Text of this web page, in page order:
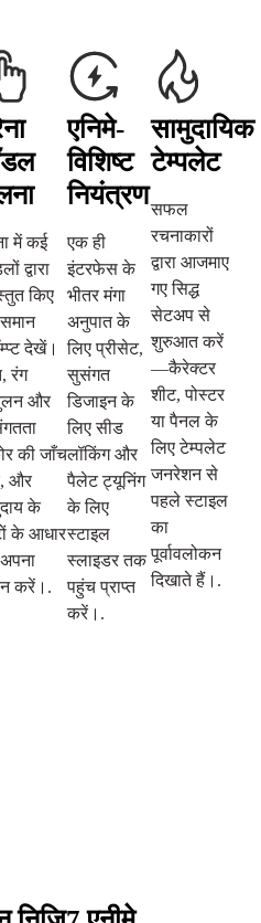
में कई
द्वारा
किए
देखें।
रंग
और
की जाँच
और
के
के आधार
करें।.
एनिमे-
विशिष्ट
नियंत्रण
एक ही
इंटरफेस के
भीतर मंगा
अनुपात के
लिए प्रीसेट,
सुसंगत
डिजाइन के
लिए सीड
लॉकिंग और
पैलेट ट्यूनिंग
के लिए
स्टाइल
स्लाइडर तक
पहुंच प्राप्त
करें।.
सामुदायिक
टेम्पलेट
सफल
रचनाकारों
द्वारा आजमाए
गए सिद्ध
सेटअप से
शुरुआत करें
—कैरेक्टर
शीट, पोस्टर
या पैनल के
लिए टेम्पलेट
जनरेशन से
पहले स्टाइल
का
पूर्वावलोकन
दिखाते हैं।.